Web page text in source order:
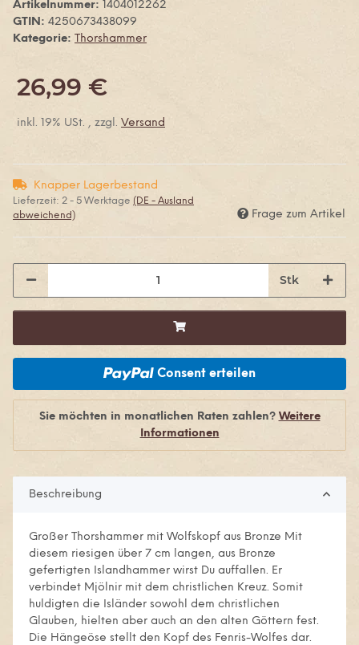
Artikelnummer:
1404012262
GTIN: 4250673438099
Kategorie:
Thorshammer
26,99 €
inkl. 19% USt. , zzgl. Versand
Knapper Lagerbestand
Lieferzeit: 2 - 5 Werktage (DE - Ausland
abweichend)
Frage zum Artikel
Stk
Consent erteilen
Sie möchten in monatlichen Raten zahlen? Weitere
Informationen
Beschreibung
Großer Thorshammer mit Wolfskopf aus Bronze Mit
diesem riesigen über 7 cm langen, aus Bronze
gefertigten Islandhammer wirst Du auffallen. Er
verbindet Mjölnir mit dem christlichen Kreuz. Somit
huldigten die Isländer sowohl dem christlichen
Glauben, hielten aber auch an den alten Göttern fest.
Die Hängeöse stellt den Kopf des Fenris-Wolfes dar.